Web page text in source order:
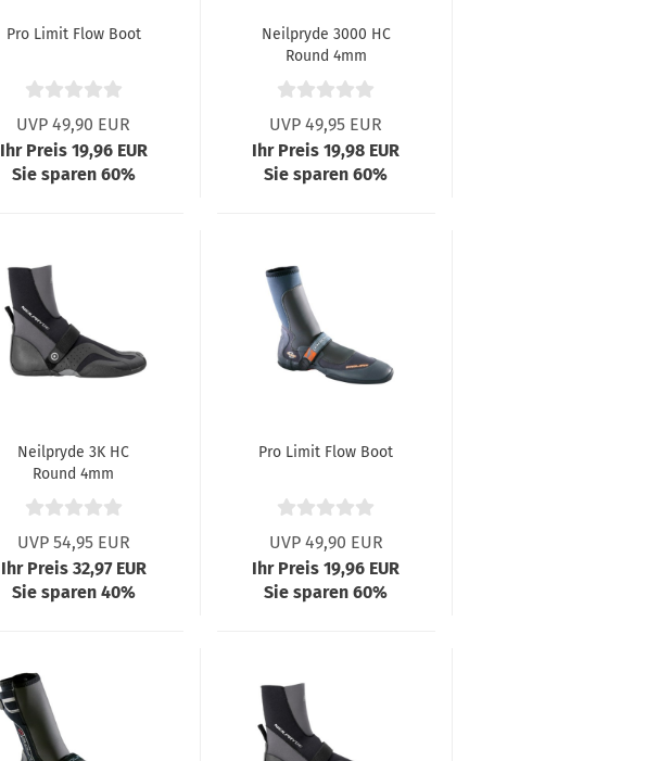
Pro Limit Flow Boot
UVP 49,90 EUR
Ihr Preis 19,96 EUR
Sie sparen 60%
Neilpryde 3000 HC
Round 4mm
UVP 49,95 EUR
Ihr Preis 19,98 EUR
Sie sparen 60%
Neilpryde 3K HC
Round 4mm
UVP 54,95 EUR
Ihr Preis 32,97 EUR
Sie sparen 40%
Pro Limit Flow Boot
UVP 49,90 EUR
Ihr Preis 19,96 EUR
Sie sparen 60%